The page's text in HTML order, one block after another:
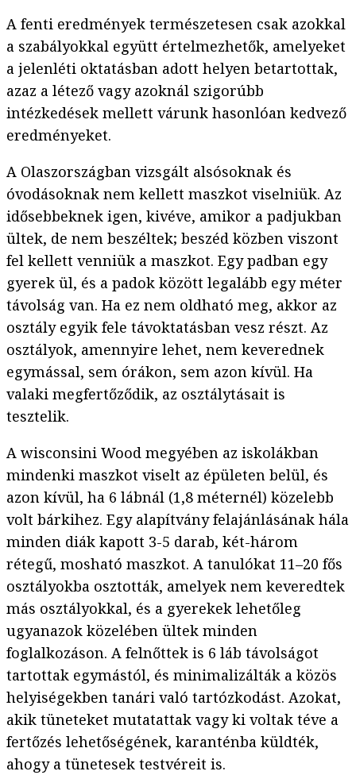
A fenti eredmények természetesen csak azokkal
a szabályokkal együtt értelmezhetők, amelyeket
a jelenléti oktatásban adott helyen betartottak,
azaz a létező vagy azoknál szigorúbb
intézkedések mellett várunk hasonlóan kedvező
eredményeket.
A Olaszországban vizsgált alsósoknak és
óvodásoknak nem kellett maszkot viselniük. Az
idősebbeknek igen, kivéve, amikor a padjukban
ültek, de nem beszéltek; beszéd közben viszont
fel kellett venniük a maszkot. Egy padban egy
gyerek ül, és a padok között legalább egy méter
távolság van. Ha ez nem oldható meg, akkor az
osztály egyik fele távoktatásban vesz részt. Az
osztályok, amennyire lehet, nem keverednek
egymással, sem órákon, sem azon kívül. Ha
valaki megfertőződik, az osztálytásait is
tesztelik.
A wisconsini Wood megyében az iskolákban
mindenki maszkot viselt az épületen belül, és
azon kívül, ha 6 lábnál (1,8 méternél) közelebb
volt bárkihez. Egy alapítvány felajánlásának hála
minden diák kapott 3-5 darab, két-három
rétegű, mosható maszkot. A tanulókat 11–20 fős
osztályokba osztották, amelyek nem keveredtek
más osztályokkal, és a gyerekek lehetőleg
ugyanazok közelében ültek minden
foglalkozáson. A felnőttek is 6 láb távolságot
tartottak egymástól, és minimalizálták a közös
helyiségekben tanári való tartózkodást. Azokat,
akik tüneteket mutatattak vagy ki voltak téve a
fertőzés lehetőségének, karanténba küldték,
ahogy a tünetesek testvéreit is.